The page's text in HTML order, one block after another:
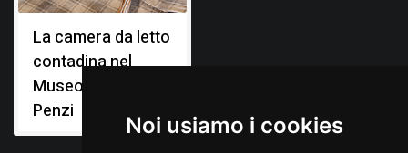
Noi usiamo i cookies
La camera da letto
contadina nel
Museo Diogene
Penzi